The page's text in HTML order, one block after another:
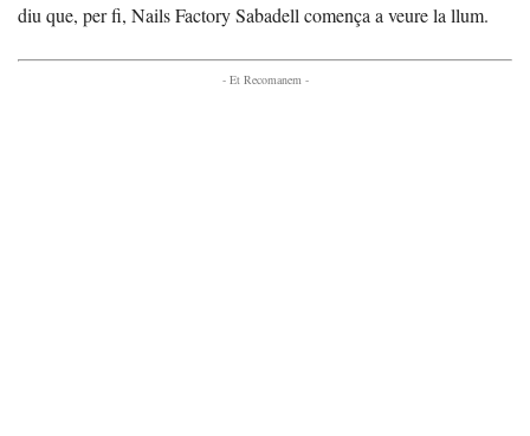
diu que, per fi, Nails Factory Sabadell comença a veure la llum.
- Et Recomanem -